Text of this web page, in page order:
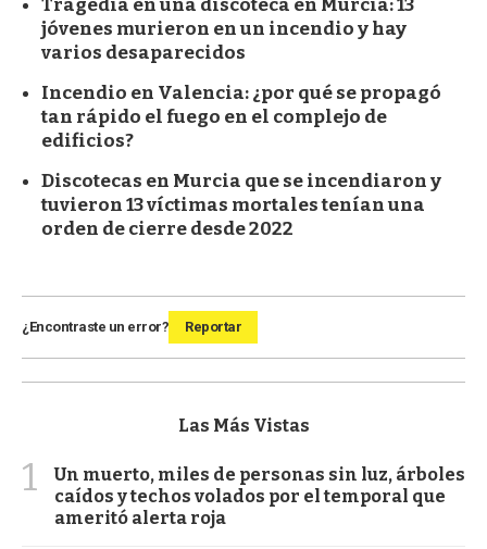
Tragedia en una discoteca en Murcia: 13
jóvenes murieron en un incendio y hay
varios desaparecidos
Incendio en Valencia: ¿por qué se propagó
tan rápido el fuego en el complejo de
edificios?
Discotecas en Murcia que se incendiaron y
tuvieron 13 víctimas mortales tenían una
orden de cierre desde 2022
¿Encontraste un error? Reportar
Las Más Vistas
1
Un muerto, miles de personas sin luz, árboles
caídos y techos volados por el temporal que
ameritó alerta roja